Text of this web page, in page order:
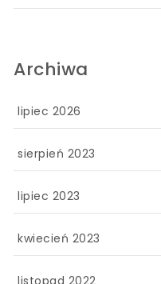
Archiwa
lipiec 2026
sierpień 2023
lipiec 2023
kwiecień 2023